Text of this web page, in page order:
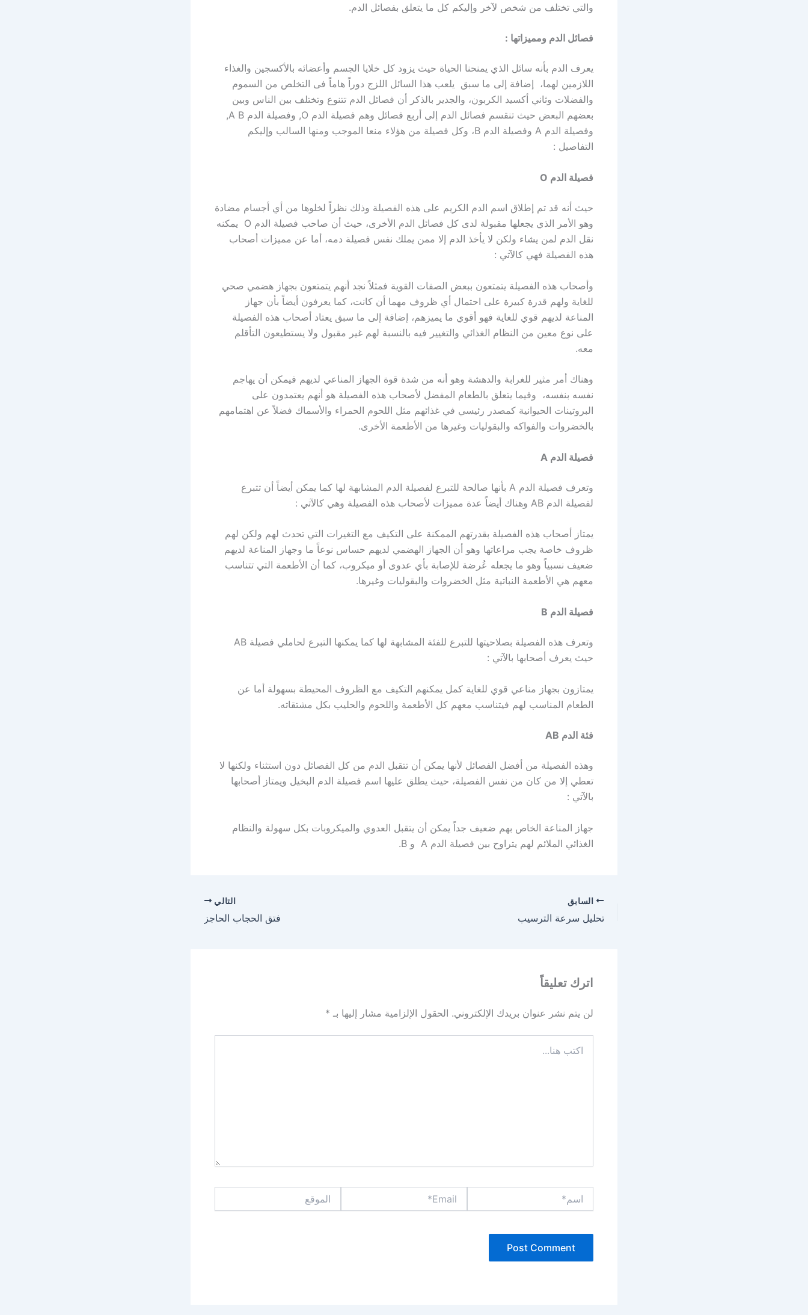
والتي تختلف من شخص لآخر وإليكم كل ما يتعلق بفصائل الدم.
فصائل الدم ومميزاتها :
يعرف الدم بأنه سائل الذي يمنحنا الحياة حيث يزود كل خلايا الجسم وأعضائه بالأكسجين والغذاء
اللازمين لهما، إضافة إلى ما سبق يلعب هذا السائل اللزج دوراً هاماً فى التخلص من السموم
والفضلات وثاني أكسيد الكربون، والجدير بالذكر أن فصائل الدم تتنوع وتختلف بين الناس وبين
بعضهم البعض حيث تنقسم فصائل الدم إلى أربع فصائل وهم فصيلة الدم O, وفصيلة الدم A B,
وفصيلة الدم A وفصيلة الدم B، وكل فصيلة من هؤلاء منعا الموجب ومنها السالب وإليكم
التفاصيل :
فصيلة الدم O
حيث أنه قد تم إطلاق اسم الدم الكريم على هذه الفصيلة وذلك نظراً لخلوها من أي أجسام مضادة
وهو الأمر الذي يجعلها مقبولة لدى كل فصائل الدم الأخرى، حيث أن صاحب فصيلة الدم O يمكنه
نقل الدم لمن يشاء ولكن لا يأخذ الدم إلا ممن يملك نفس فصيلة دمه، أما عن مميزات أصحاب
هذه الفصيلة فهي كالآتي :
وأصحاب هذه الفصيلة يتمتعون ببعض الصفات القوية فمثلاً نجد أنهم يتمتعون بجهاز هضمي صحي
للغاية ولهم قدرة كبيرة على احتمال أي ظروف مهما أن كانت، كما يعرفون أيضاً بأن جهاز
المناعة لديهم قوي للغاية فهو أقوي ما يميزهم، إضافة إلى ما سبق يعتاد أصحاب هذه الفصيلة
على نوع معين من النظام الغذائي والتغيير فيه بالنسبة لهم غير مقبول ولا يستطيعون التأقلم
معه.
وهناك أمر مثير للغرابة والدهشة وهو أنه من شدة قوة الجهاز المناعي لديهم فيمكن أن يهاجم
نفسه بنفسه، وفيما يتعلق بالطعام المفضل لأصحاب هذه الفصيلة هو أنهم يعتمدون على
البروتينات الحيوانية كمصدر رئيسي في غذائهم مثل اللحوم الحمراء والأسماك فضلاً عن اهتمامهم
بالخضروات والفواكه والبقوليات وغيرها من الأطعمة الأخرى.
فصيلة الدم A
وتعرف فصيلة الدم A بأنها صالحة للتبرع لفصيلة الدم المشابهة لها كما يمكن أيضاً أن تتبرع
لفصيلة الدم AB وهناك أيضاً عدة مميزات لأصحاب هذه الفصيلة وهي كالآتي :
يمتاز أصحاب هذه الفصيلة بقدرتهم الممكنة على التكيف مع التغيرات التي تحدث لهم ولكن لهم
ظروف خاصة يجب مراعاتها وهو أن الجهاز الهضمي لديهم حساس نوعاً ما وجهاز المناعة لديهم
ضعيف نسبياً وهو ما يجعله عُرضة للإصابة بأي عدوى أو ميكروب، كما أن الأطعمة التي تتناسب
معهم هي الأطعمة النباتية مثل الخضروات والبقوليات وغيرها.
فصيلة الدم B
وتعرف هذه الفصيلة بصلاحيتها للتبرع للفئة المشابهة لها كما يمكنها التبرع لحاملي فصيلة AB
حيث يعرف أصحابها بالآتي :
يمتازون بجهاز مناعي قوي للغاية كمل يمكنهم التكيف مع الظروف المحيطة بسهولة أما عن
الطعام المناسب لهم فيتناسب معهم كل الأطعمة واللحوم والحليب بكل مشتقاته.
فئة الدم AB
وهذه الفصيلة من أفضل الفصائل لأنها يمكن أن تتقبل الدم من كل الفصائل دون استثناء ولكنها لا
تعطي إلا من كان من نفس الفصيلة، حيث يطلق عليها اسم فصيلة الدم البخيل ويمتاز أصحابها
بالآتي :
جهاز المناعة الخاص بهم ضعيف جداً يمكن أن يتقبل العدوي والميكروبات بكل سهولة والنظام
الغذائي الملائم لهم يتراوح بين فصيلة الدم A و B.
السابق
تحليل سرعة الترسيب
التالي
فتق الحجاب الحاجز
اترك تعليقاً
لن يتم نشر عنوان بريدك الإلكتروني. الحقول الإلزامية مشار إليها بـ *
هنا...